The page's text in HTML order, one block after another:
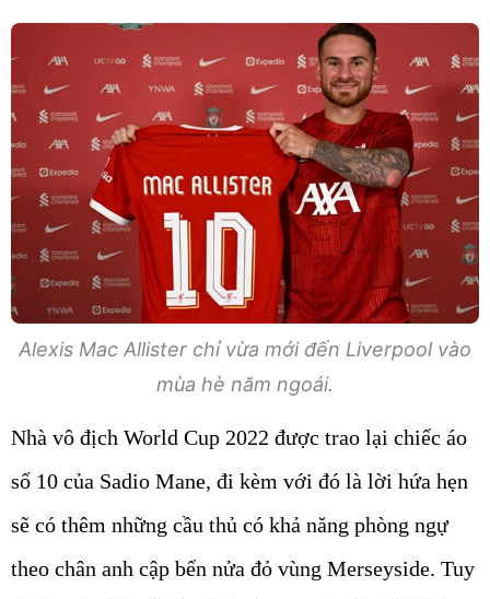
Alexis Mac Allister chỉ vừa mới đến Liverpool vào
mùa hè năm ngoái.
Nhà vô địch World Cup 2022 được trao lại chiếc áo
số 10 của Sadio Mane, đi kèm với đó là lời hứa hẹn
sẽ có thêm những cầu thủ có khả năng phòng ngự
theo chân anh cập bến nửa đỏ vùng Merseyside. Tuy